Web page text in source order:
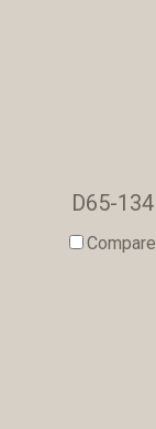
D65-134
Compare